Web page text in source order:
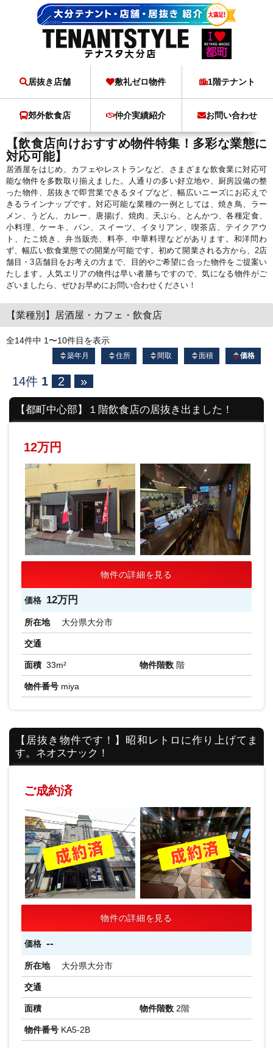
居抜き店舗 敷礼ゼロ物件 1階テナント
郊外飲食店 仲介実績紹介 お問い合わせ
【飲食店向けおすすめ物件特集！多彩な業態に
対応可能】
居酒屋をはじめ、カフェやレストランなど、さまざまな飲食業に対応可
能な物件を多数取り揃えました。人通りの多い好立地や、厨房設備の整
った物件、居抜きで即営業できるタイプなど、幅広いニーズにお応えで
きるラインナップです。対応可能な業種の一例としては、焼き鳥、ラー
メン、うどん、カレー、唐揚げ、焼肉、天ぷら、とんかつ、各種定食、
小料理、ケーキ、パン、スイーツ、イタリアン、喫茶店、テイクアウ
ト、たこ焼き、弁当販売、料亭、中華料理などがあります。和洋問わ
ず、幅広い飲食業態での開業が可能です。初めて開業される方から、2店
舗目・3店舗目をお考えの方まで、目的やご希望に合った物件をご提案い
たします。人気エリアの物件は早い者勝ちですので、気になる物件がご
ざいましたら、ぜひお早めにお問い合わせください！
【業種別】居酒屋・カフェ・飲食店
全14件中 1〜10件目を表示
価格
面積
間取
住所
築年月
14件 1 2 »
【都町中心部】１階飲食店の居抜き出ました！
12万円
物件の詳細を見る
価格 12万円
所在地 大分県大分市
交通
面積 33m² 物件階数 階
物件番号 miya
【居抜き物件です！】昭和レトロに作り上げてま
す。ネオスナック！
ご成約済
物件の詳細を見る
価格 --
所在地 大分県大分市
交通
面積 物件階数 2階
物件番号 KA5-2B